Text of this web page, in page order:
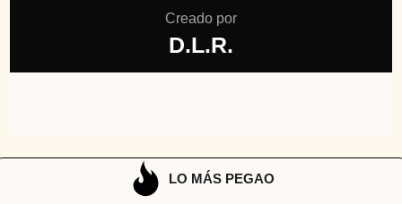
Creado por
D.L.R.
LO MÁS PEGAO